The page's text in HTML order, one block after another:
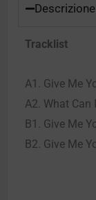
Descrizione
Tracklist
A1. Give Me
A2. What Can
B1. Give Me
B2. Give Me